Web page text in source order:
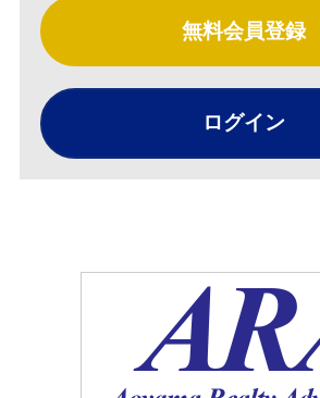
無料会員登録
ログイン